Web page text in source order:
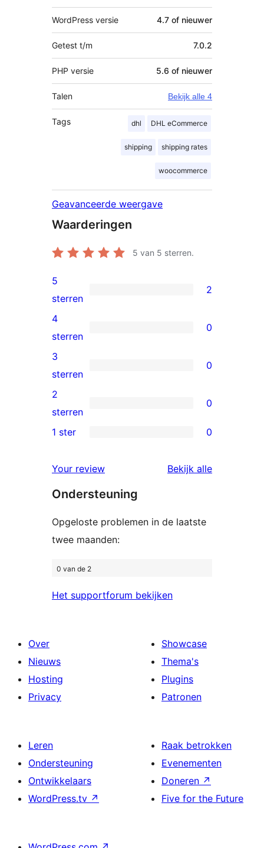
WordPress versie 4.7 of nieuwer
Getest t/m 7.0.2
PHP versie 5.6 of nieuwer
Talen Bekijk alle 4
Tags dhl DHL eCommerce
shipping shipping rates
woocommerce
Geavanceerde weergave
Waarderingen
5 van 5 sterren.
2
5
sterren
beoordelingen
5
sterren
2
0
4
sterren
beoordelingen
4
sterren
0
0
3
sterren
beoordelingen
3
sterren
0
0
2
beoordelingen
2
sterren
0
sterren
beoordelingen
1 ster 0
Your review Bekijk alle
Ondersteuning
Opgeloste problemen in de laatste
twee maanden:
0 van de 2
Het supportforum bekijken
Over
Nieuws
Hosting
Privacy
Showcase
Thema's
Plugins
Patronen
Leren
Ondersteuning
Ontwikkelaars
WordPress.tv ↗
Raak betrokken
Evenementen
Doneren ↗
Five for the Future